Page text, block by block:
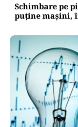
Schimbare pe
puține mașini,